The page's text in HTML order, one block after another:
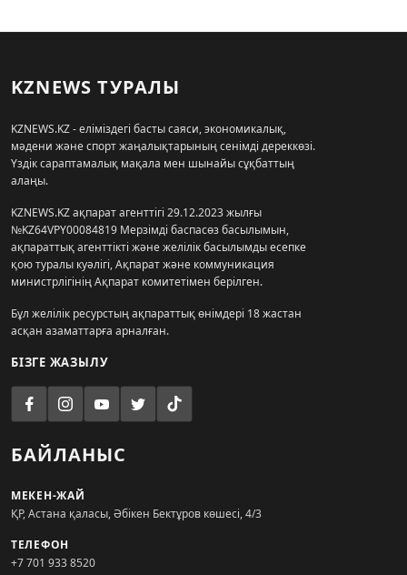
KZNEWS ТУРАЛЫ
KZNEWS.KZ - еліміздегі басты саяси, экономикалық,
мәдени және спорт жаңалықтарының сенімді дереккөзі.
Үздік сараптамалық мақала мен шынайы сұқбаттың
алаңы.
KZNEWS.KZ ақпарат агенттігі 29.12.2023 жылғы
№KZ64VPY00084819 Мерзімді баспасөз басылымын,
ақпараттық агенттікті және желілік басылымды есепке
қою туралы куәлігі, Ақпарат және коммуникация
министрлігінің Ақпарат комитетімен берілген.
Бұл желілік ресурстың ақпараттық өнімдері 18 жастан
асқан азаматтарға арналған.
БІЗГЕ ЖАЗЫЛУ
БАЙЛАНЫС
МЕКЕН-ЖАЙ
ҚР, Астана қаласы, Әбікен Бектұров көшесі, 4/3
ТЕЛЕФОН
+7 701 933 8520